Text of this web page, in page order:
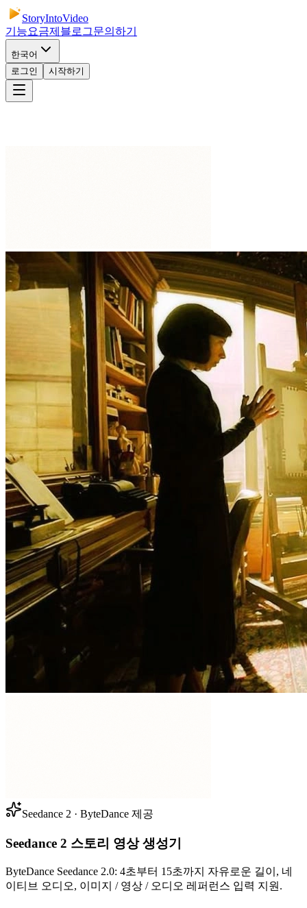
StoryIntoVideo
기능요금제 블로그문의하기
한국어
로그인
시작하기
Seedance 2 · ByteDance 제공
Seedance 2 스토리 영상 생성기
ByteDance Seedance 2.0: 4초부터 15초까지 자유로운 길이, 네
이티브 오디오, 이미지 / 영상 / 오디오 레퍼런스 입력 지원.